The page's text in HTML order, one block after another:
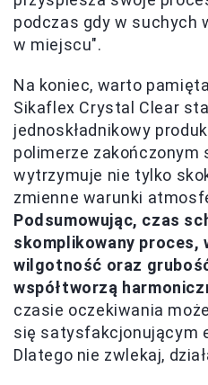
podczas gdy w suchych
w miejscu".
Na koniec, warto
Sikaflex Crystal Clear
jednoskładnikowy
polimerze zakończonym
wytrzymuje nie tylko
zmienne warunki
Podsumowując, czas
skomplikowany proces,
wilgotność oraz
współtworzą
czasie oczekiwania
się satysfakcjonującym
Dlatego nie zwlekaj,